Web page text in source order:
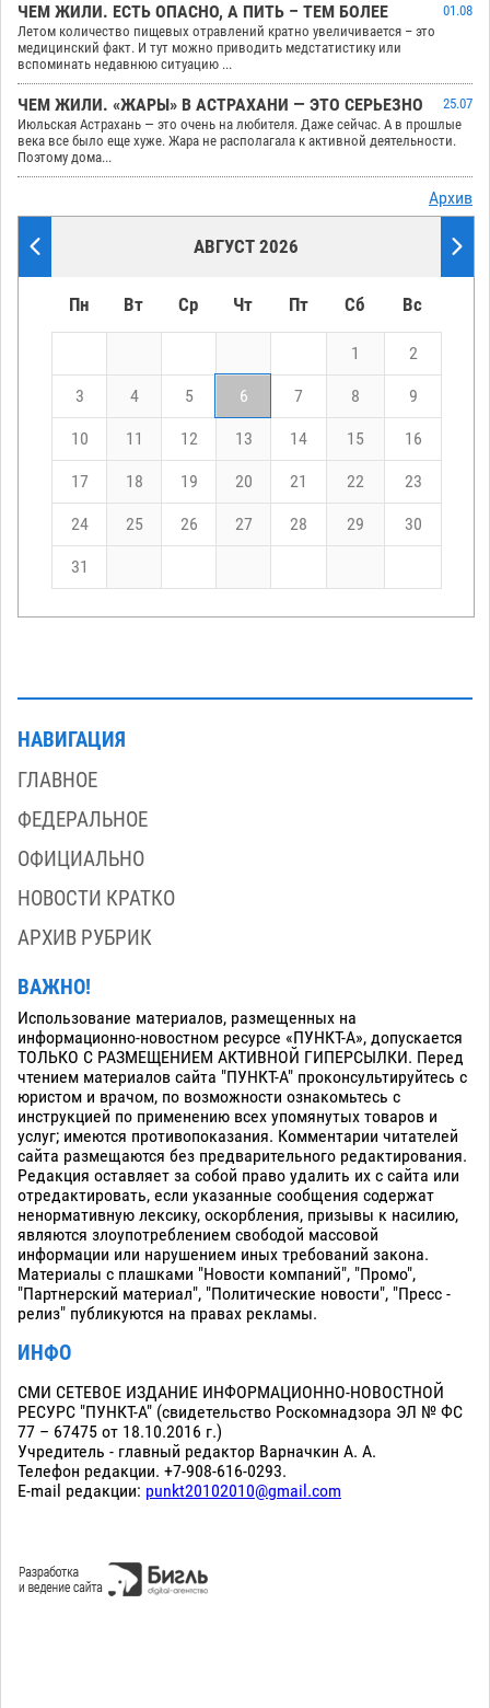
ЧЕМ ЖИЛИ. ЕСТЬ ОПАСНО, А ПИТЬ – ТЕМ БОЛЕЕ
01.08
Летом количество пищевых отравлений кратно увеличивается – это
медицинский факт. И тут можно приводить медстатистику или
вспоминать недавнюю ситуацию ...
ЧЕМ ЖИЛИ. «ЖАРЫ» В АСТРАХАНИ — ЭТО СЕРЬЕЗНО
25.07
Июльская Астрахань — это очень на любителя. Даже сейчас. А в прошлые
века все было еще хуже. Жара не располагала к активной деятельности.
Поэтому дома...
Архив
АВГУСТ 2026
Пн Вт Ср Чт Пт Сб Вс
1 2
3 4 5 6 7 8 9
10 11 12 13 14 15 16
17 18 19 20 21 22 23
24 25 26 27 28 29 30
31
НАВИГАЦИЯ
ГЛАВНОЕ
ФЕДЕРАЛЬНОЕ
ОФИЦИАЛЬНО
НОВОСТИ КРАТКО
АРХИВ РУБРИК
ВАЖНО!
Использование материалов, размещенных на
информационно-новостном ресурсе «ПУНКТ-А», допускается
ТОЛЬКО С РАЗМЕЩЕНИЕМ АКТИВНОЙ ГИПЕРСЫЛКИ. Перед
чтением материалов сайта "ПУНКТ-А" проконсультируйтесь с
юристом и врачом, по возможности ознакомьтесь с
инструкцией по применению всех упомянутых товаров и
услуг; имеются противопоказания. Комментарии читателей
сайта размещаются без предварительного редактирования.
Редакция оставляет за собой право удалить их с сайта или
отредактировать, если указанные сообщения содержат
ненормативную лексику, оскорбления, призывы к насилию,
являются злоупотреблением свободой массовой
информации или нарушением иных требований закона.
Материалы с плашками "Новости компаний", "Промо",
"Партнерский материал", "Политические новости", "Пресс -
релиз" публикуются на правах рекламы.
ИНФО
СМИ СЕТЕВОЕ ИЗДАНИЕ ИНФОРМАЦИОННО-НОВОСТНОЙ
РЕСУРС "ПУНКТ-А" (свидетельство Роскомнадзора ЭЛ № ФС
77 – 67475 от 18.10.2016 г.)
Учредитель - главный редактор Варначкин А. А.
Телефон редакции. +7-908-616-0293.
E-mail редакции: punkt20102010@gmail.com